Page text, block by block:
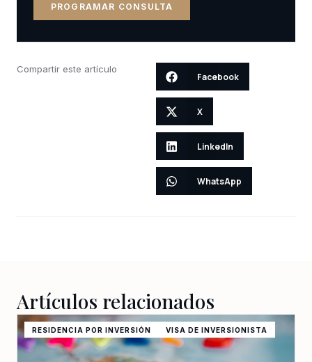
PROGRAMAR CONSULTA
Compartir este artículo
Facebook
X
LinkedIn
WhatsApp
Artículos relacionados
RESIDENCIA POR INVERSIÓN VISA DE INVERSIONISTA